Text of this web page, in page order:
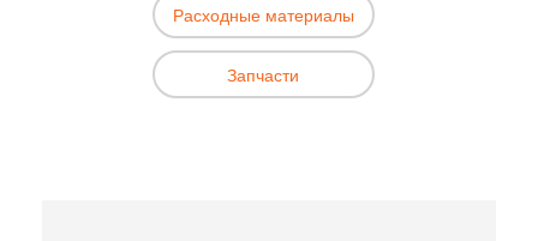
Расходные материалы
Запчасти